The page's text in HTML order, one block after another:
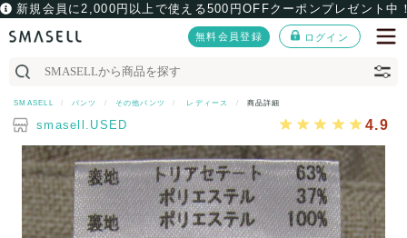
新規会員に2,000円以上で使える500円OFFクーポンプレゼント中
無料会員登録 ログイン
SMASELL パンツ その他パンツ レディース 商品詳細
smasell.USED 4.9